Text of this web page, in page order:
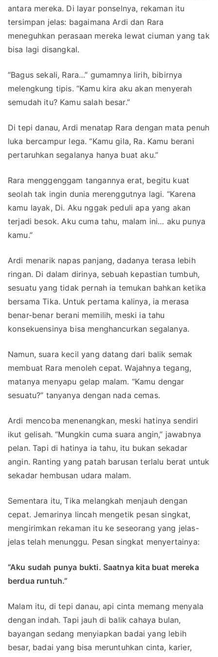
antara mereka. Di layar ponselnya, rekaman itu
tersimpan jelas: bagaimana Ardi dan Rara
meneguhkan perasaan mereka lewat ciuman yang tak
bisa lagi disangkal.
“Bagus sekali, Rara…” gumamnya lirih, bibirnya
melengkung tipis. “Kamu kira aku akan menyerah
semudah itu? Kamu salah besar.”
Di tepi danau, Ardi menatap Rara dengan mata penuh
luka bercampur lega. “Kamu gila, Ra. Kamu berani
pertaruhkan segalanya hanya buat aku.”
Rara menggenggam tangannya erat, begitu kuat
seolah tak ingin dunia merenggutnya lagi. “Karena
kamu layak, Di. Aku nggak peduli apa yang akan
terjadi besok. Aku cuma tahu, malam ini… aku punya
kamu.”
Ardi menarik napas panjang, dadanya terasa lebih
ringan. Di dalam dirinya, sebuah kepastian tumbuh,
sesuatu yang tidak pernah ia temukan bahkan ketika
bersama Tika. Untuk pertama kalinya, ia merasa
benar-benar berani memilih, meski ia tahu
konsekuensinya bisa menghancurkan segalanya.
Namun, suara kecil yang datang dari balik semak
membuat Rara menoleh cepat. Wajahnya tegang,
matanya menyapu gelap malam. “Kamu dengar
sesuatu?” tanyanya dengan nada cemas.
Ardi mencoba menenangkan, meski hatinya sendiri
ikut gelisah. “Mungkin cuma suara angin,” jawabnya
pelan. Tapi di hatinya ia tahu, itu bukan sekadar
angin. Ranting yang patah barusan terlalu berat untuk
sekadar hembusan udara malam.
Sementara itu, Tika melangkah menjauh dengan
cepat. Jemarinya lincah mengetik pesan singkat,
mengirimkan rekaman itu ke seseorang yang jelas-
jelas telah menunggu. Pesan singkat menyertainya:
“Aku sudah punya bukti. Saatnya kita buat mereka
berdua runtuh.”
Malam itu, di tepi danau, api cinta memang menyala
dengan indah. Tapi jauh di balik cahaya bulan,
bayangan sedang menyiapkan badai yang lebih
besar, badai yang bisa meruntuhkan cinta, karier,